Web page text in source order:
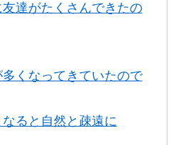
達がたくさんできたの
くなってきていたので
ると自然と疎遠に